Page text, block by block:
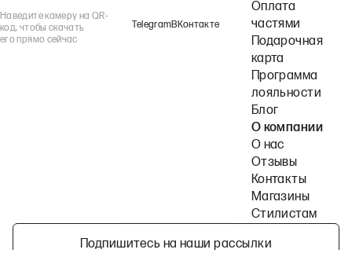
Наведите камеру на QR-
код, чтобы скачать
его прямо сейчас
TelegramВКонтакте
Оплата
частями
Подарочная
карта
Программа
лояльности
Блог
О компании
О нас
Отзывы
Контакты
Магазины
Стилистам
Подпишитесь на наши рассылки